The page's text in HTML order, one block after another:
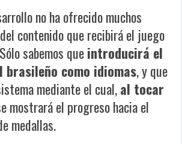
no ha ofrecido muchos
contenido que recibirá el juego
sabemos queintroducirá el
brasileño como idiomas, y que
mediante el cual,al tocar
mostrará el progreso hacia el
medallas.